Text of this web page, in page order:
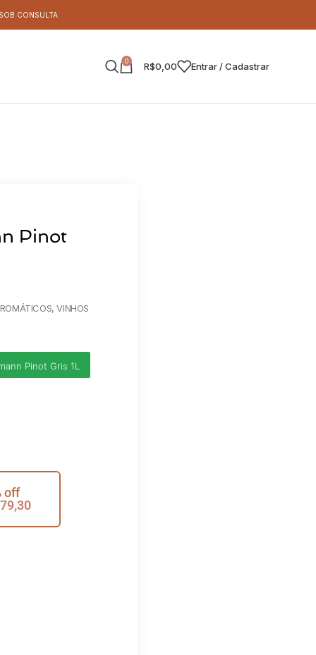
CONSULTA
0 R$0,00 Entrar / Cadastrar
Pinot
,VINHOS
Pinot Gris 1L
off